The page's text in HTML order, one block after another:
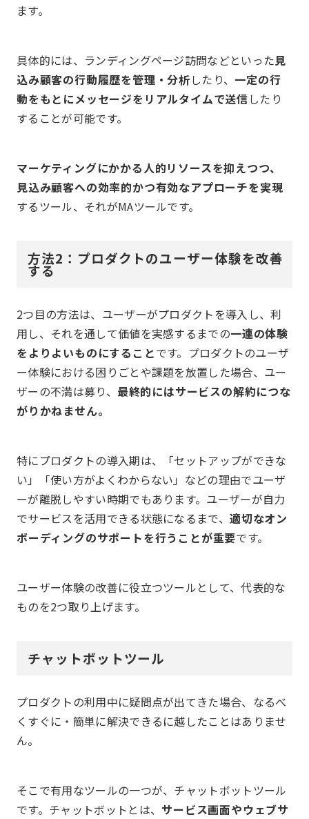
ます。
具体的には、ランディングページ訪問などといった見
込み顧客の行動履歴を管理・分析したり、 一定の行
動をもとにメッセージをリアルタイムで送信したり
することが可能です。
マーケティングにかかる人的リソースを抑えつつ、
見込み顧客への効率的かつ有効なアプローチを実現
するツール、それがMAツールです。
方法2：プロダクトのユーザー体験を改善
する
2つ目の方法は、ユーザーがプロダクトを導入し、利
用し、それを通して価値を実感するまでの一連の体験
をよりよいものにすることです。プロダクトのユーザ
ー体験における困りごとや課題を放置した場合、ユー
ザーの不満は募り、 最終的にはサービスの解約につな
がりかねません。
特にプロダクトの導入期は、「セットアップができな
い」「使い方がよくわからない」などの理由でユーザ
ーが離脱しやすい時期でもあります。ユーザーが自力
でサービスを活用できる状態になるまで、適切なオン
ボーディングのサポートを行うことが重要です。
ユーザー体験の改善に役立つツールとして、代表的な
ものを2つ取り上げます。
チャットボットツール
プロダクトの利用中に疑問点が出てきた場合、なるべ
くすぐに・簡単に解決できるに越したことはありませ
ん。
そこで有用なツールの一つが、チャットボットツール
です。チャットボットとは、 サービス画面やウェブサ